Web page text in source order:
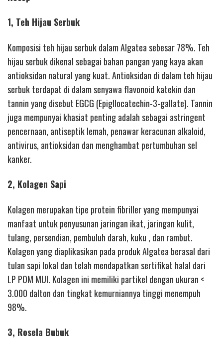
1, Teh Hijau Serbuk
Komposisi teh hijau serbuk dalam Algatea sebesar 78%. Teh
hijau serbuk dikenal sebagai bahan pangan yang kaya akan
antioksidan natural yang kuat. Antioksidan di dalam teh hijau
serbuk terdapat di dalam senyawa flavonoid katekin dan
tannin yang disebut EGCG (Epigllocatechin-3-gallate). Tannin
juga mempunyai khasiat penting adalah sebagai astringent
pencernaan, antiseptik lemah, penawar keracunan alkaloid,
antivirus, antioksidan dan menghambat pertumbuhan sel
kanker.
2, Kolagen Sapi
Kolagen merupakan tipe protein fibriller yang mempunyai
manfaat untuk penyusunan jaringan ikat, jaringan kulit,
tulang, persendian, pembuluh darah, kuku , dan rambut.
Kolagen yang diaplikasikan pada produk Algatea berasal dari
tulan sapi lokal dan telah mendapatkan sertifikat halal dari
LP POM MUI. Kolagen ini memiliki partikel dengan ukuran <
3.000 dalton dan tingkat kemurniannya tinggi menempuh
98%.
3, Rosela Bubuk